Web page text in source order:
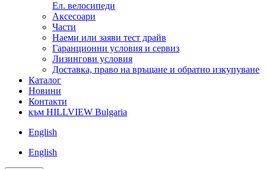
Ел. велосипеди
Аксесоари
Части
Наеми или заяви тест драйв
Гаранционни условия и сервиз
Лизингови условия
Доставка, право на връщане и обратно изкупуване
Каталог
Новини
Контакти
към HILLVIEW Bulgaria
English
English